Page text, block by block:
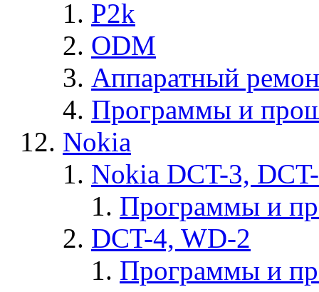
P2k
ODM
Аппаратный
Программы и
Nokia
Nokia DCT-3,
Программы и
DCT-4, WD-2
Программы и